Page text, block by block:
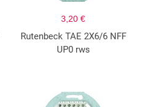
3,20 €
Rutenbeck TAE 2X6/6 NFF
UP0 rws